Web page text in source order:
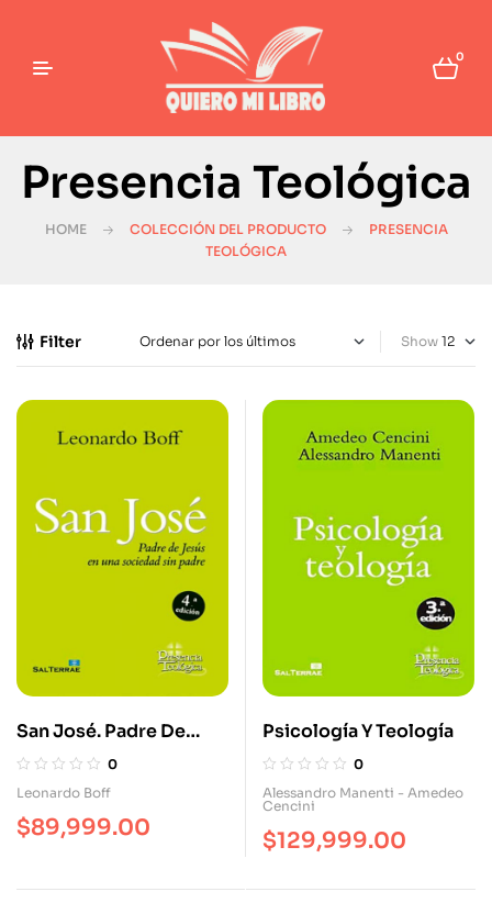
0
Presencia Teológica
HOME COLECCIÓN DEL PRODUCTO
PRESENCIA
TEOLÓGICA
Filter Show
San José. Padre De
Jesús En Una Sociedad
Sin Padre
0
Leonardo Boff
$89,999.00
Psicología Y Teología
0
Alessandro Manenti - Amedeo
Cencini
$129,999.00